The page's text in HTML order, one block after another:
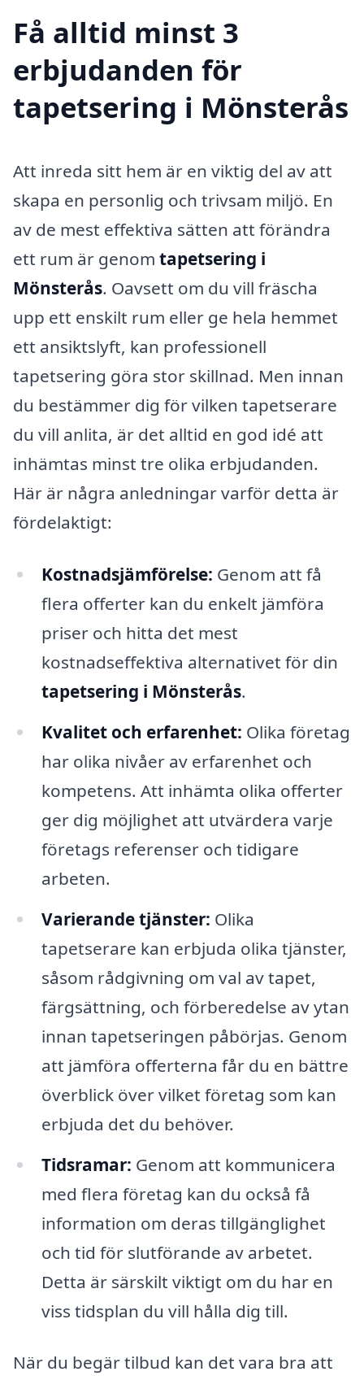
Få alltid minst 3
erbjudanden för
tapetsering i Mönsterås
Att inreda sitt hem är en viktig del av att
skapa en personlig och trivsam miljö. En
av de mest effektiva sätten att förändra
ett rum är genom tapetsering i
Mönsterås. Oavsett om du vill fräscha
upp ett enskilt rum eller ge hela hemmet
ett ansiktslyft, kan professionell
tapetsering göra stor skillnad. Men innan
du bestämmer dig för vilken tapetserare
du vill anlita, är det alltid en god idé att
inhämtas minst tre olika erbjudanden.
Här är några anledningar varför detta är
fördelaktigt:
Kostnadsjämförelse: Genom att få
flera offerter kan du enkelt jämföra
priser och hitta det mest
kostnadseffektiva alternativet för din
tapetsering i Mönsterås.
Kvalitet och erfarenhet: Olika företag
har olika nivåer av erfarenhet och
kompetens. Att inhämta olika offerter
ger dig möjlighet att utvärdera varje
företags referenser och tidigare
arbeten.
Varierande tjänster: Olika
tapetserare kan erbjuda olika tjänster,
såsom rådgivning om val av tapet,
färgsättning, och förberedelse av ytan
innan tapetseringen påbörjas. Genom
att jämföra offerterna får du en bättre
överblick över vilket företag som kan
erbjuda det du behöver.
Tidsramar: Genom att kommunicera
med flera företag kan du också få
information om deras tillgänglighet
och tid för slutförande av arbetet.
Detta är särskilt viktigt om du har en
viss tidsplan du vill hålla dig till.
När du begär tilbud kan det vara bra att